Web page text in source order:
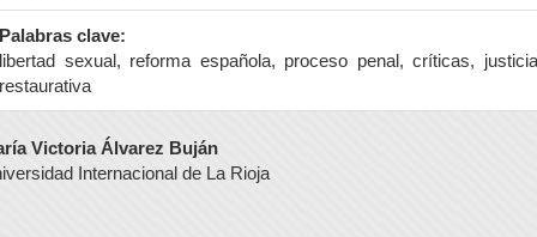
Palabras clave:
libertad sexual, reforma española, proceso penal, críticas, justicia
restaurativa
Victoria Álvarez Buján
Internacional de La Rioja